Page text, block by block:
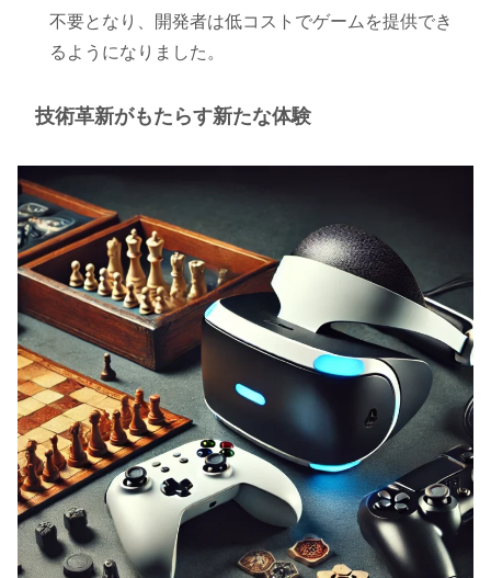
不要となり、開発者は低コストでゲームを提供でき
るようになりました。
技術革新がもたらす新たな体験